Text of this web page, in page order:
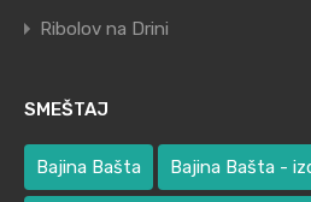
Ribolov na Drini
SMEŠTAJ
Bajina Bašta Bajina Bašta -